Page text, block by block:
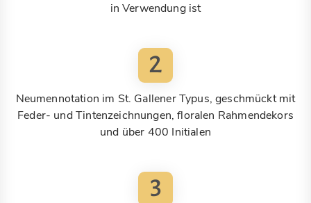
in Verwendung ist
2
Neumennotation im St. Gallener Typus, geschmückt mit
Feder- und Tintenzeichnungen, floralen Rahmendekors
und über 400 Initialen
3